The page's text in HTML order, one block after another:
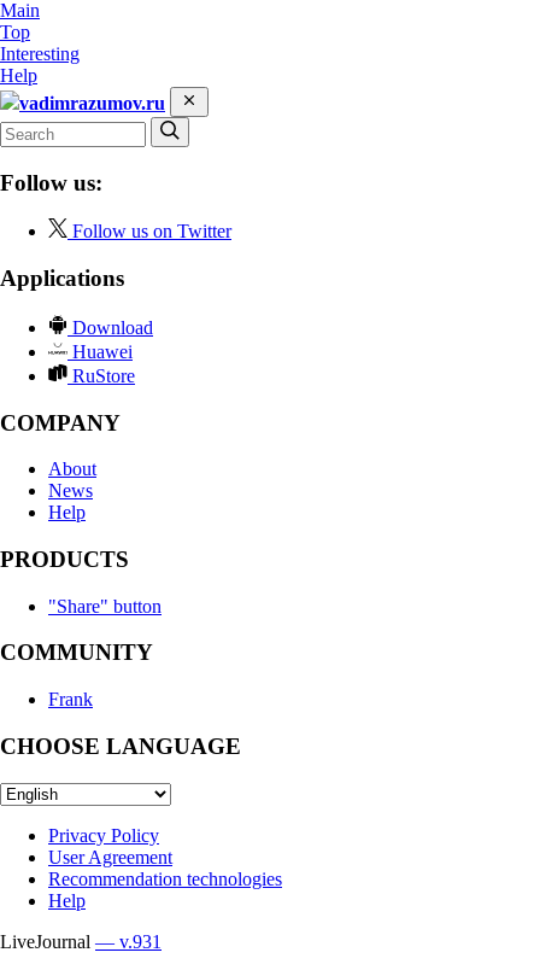
Main
Top
Interesting
Help
vadimrazumov.ru
Follow us:
Follow us on Twitter
Applications
Download
Huawei
RuStore
COMPANY
About
News
Help
PRODUCTS
"Share" button
COMMUNITY
Frank
CHOOSE LANGUAGE
Privacy Policy
User Agreement
Recommendation technologies
Help
LiveJournal — v.931